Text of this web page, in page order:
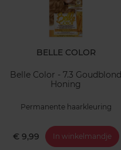
BELLE COLOR
Belle Color - 7.3 Goudblond
Honing
Permanente haarkleuring
€ 9,99 In winkelmandje